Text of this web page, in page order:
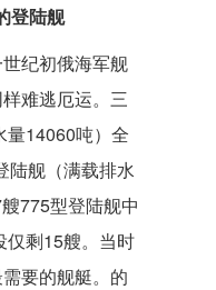
登陆舰
纪初俄海军舰
难逃厄运。三
量14060吨）全
陆舰（满载排水
775型登陆舰中
仅剩15艘。当时
要的舰艇。的